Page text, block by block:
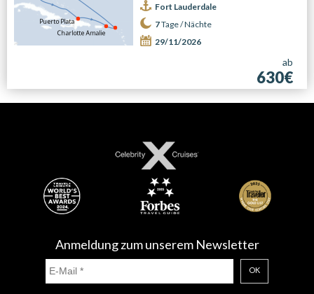
Fort Lauderdale
7Tage /Nächte
29/11/2026
ab
630€
Anmeldung zum unserem Newsletter
OK